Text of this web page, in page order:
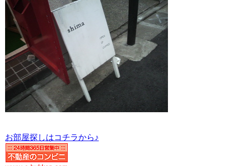
お部屋探しはコチラから♪